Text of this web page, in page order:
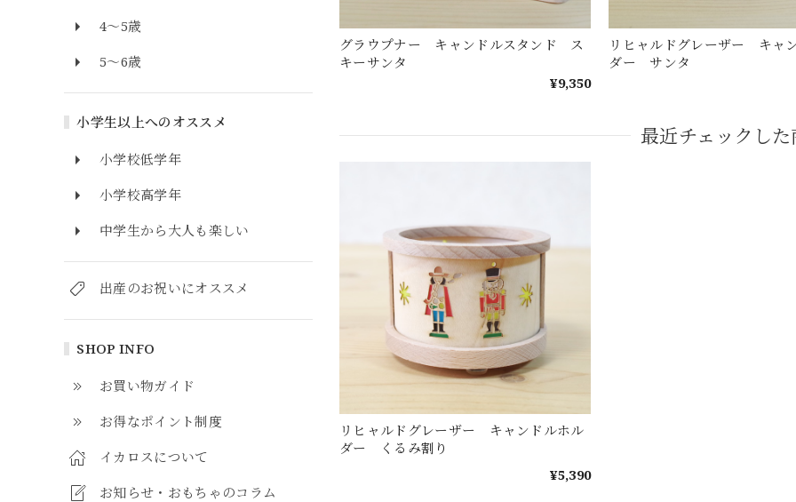
4～5歳
5～6歳
小学生以上へのオススメ
小学校低学年
小学校高学年
中学生から大人も楽しい
出産のお祝いにオススメ
SHOP INFO
お買い物ガイド
お得なポイント制度
イカロスについて
お知らせ・おもちゃのコラム
グラウプナー キャンドルスタンド ス
キーサンタ
¥9,350
リヒャルドグレーザー キャ
ダー サンタ
最近チェックし
リヒャルドグレーザー キャンドルホル
ダー くるみ割り
¥5,390